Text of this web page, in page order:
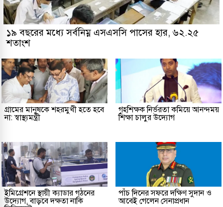
১৯ বছরের মধ্যে সর্বনিম্ন এসএসসি পাসের হার, ৬২.২৫
শতাংশ
গ্রামের মানুষকে শহরমুখী হতে হবে
না: স্বাস্থ্যমন্ত্রী
গৃহশিক্ষক নির্ভরতা কমিয়ে আনন্দময়
শিক্ষা চালুর উদ্যোগ
ইমিগ্রেশনে স্থায়ী ক্যাডার গঠনের
উদ্যোগ, বাড়বে দক্ষতা নাকি
পাঁচ দিনের সফরে দক্ষিণ সুদান ও
আবেই গেলেন সেনাপ্রধান